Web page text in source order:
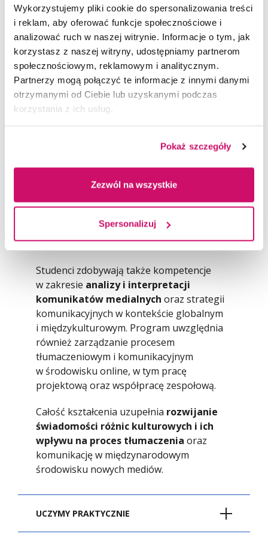
Wykorzystujemy pliki cookie do spersonalizowania treści
i reklam, aby oferować funkcje społecznościowe i
analizować ruch w naszej witrynie. Informacje o tym, jak
korzystasz z naszej witryny, udostępniamy partnerom
społecznościowym, reklamowym i analitycznym.
Partnerzy mogą połączyć te informacje z innymi danymi
otrzymanymi od Ciebie lub uzyskanymi podczas
korzystania z ich usług.
Pokaż szczegóły
Zezwól na wszystkie
Spersonalizuj
i adaptację treści w języku angielskim
i polskim na potrzeby środowiska online
z uwzględnieniem procesów lokalizacji oraz
transkreacji. Studenci uczą się, jak
skutecznie budować komunikaty
dopasowane do globalnych
i międzykulturowych odbiorców.
wykorzystanie nowoczesnychnarzędzi
i komunikację, w tym rozwiązań opartych
na sztucznej inteligencji oraz platform
cyfrowych. Równocześnie rozwijana jest
zastosowania i efektywności w praktyce
zawodowej.
Studenci zdobywają także kompetencje
w zakresie analizy i interpretacji
komunikatów medialnych oraz strategii
komunikacyjnych w kontekście globalnym
i międzykulturowym. Program uwzględnia
również zarządzanie procesem
tłumaczeniowym i komunikacyjnym
w środowisku online, w tym pracę
projektową oraz współpracę zespołową.
Całość kształcenia uzupełnia rozwijanie
świadomości różnic kulturowych i ich
wpływu na proces tłumaczenia oraz
komunikację w międzynarodowym
środowisku nowych mediów.
UCZYMY PRAKTYCZNIE